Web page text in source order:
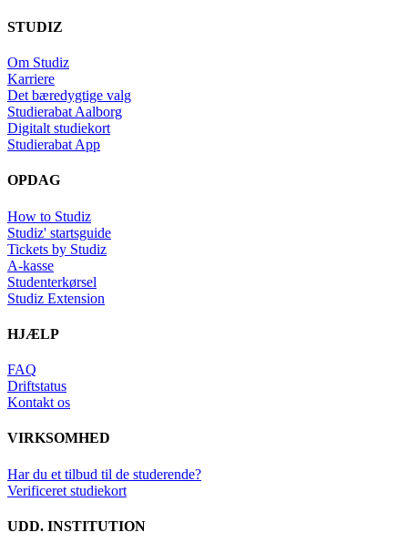
STUDIZ
Om Studiz
Karriere
Det bæredygtige valg
Studierabat Aalborg
Digitalt studiekort
Studierabat App
OPDAG
How to Studiz
Studiz' startsguide
Tickets by Studiz
A-kasse
Studenterkørsel
Studiz Extension
HJÆLP
FAQ
Driftstatus
Kontakt os
VIRKSOMHED
Har du et tilbud til de studerende?
Verificeret studiekort
UDD. INSTITUTION